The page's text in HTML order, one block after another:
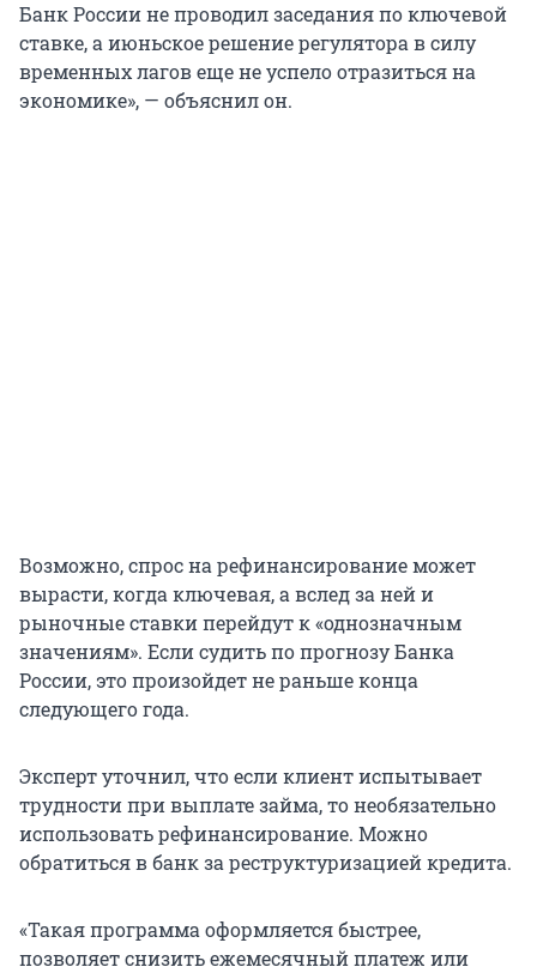
Банк России не проводил заседания по ключевой
ставке, а июньское решение регулятора в силу
временных лагов еще не успело отразиться на
экономике», — объяснил он.
Возможно, спрос на рефинансирование может
вырасти, когда ключевая, а вслед за ней и
рыночные ставки перейдут к «однозначным
значениям». Если судить по прогнозу Банка
России, это произойдет не раньше конца
следующего года.
Эксперт уточнил, что если клиент испытывает
трудности при выплате займа, то необязательно
использовать рефинансирование. Можно
обратиться в банк за реструктуризацией кредита.
«Такая программа оформляется быстрее,
позволяет снизить ежемесячный платеж или